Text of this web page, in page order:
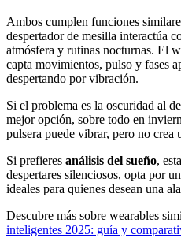
Ambos cumplen funciones
despertador de mesilla interactúa
atmósfera y rutinas nocturnas. El
capta movimientos, pulso y fases
despertando por vibración.
Si el problema es la oscuridad al
mejor opción, sobre todo en
pulsera puede vibrar, pero no crea
Si prefieres análisis del sueño,
despertares silenciosos, opta por
ideales para quienes desean una
Descubre más sobre wearables
inteligentes 2025: guía y